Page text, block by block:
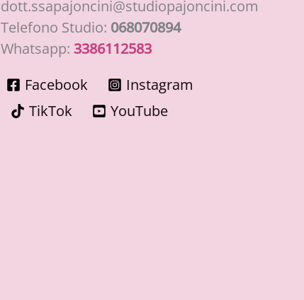
dott.ssapajoncini@studiopajoncini.com
Telefono Studio: 068070894
Whatsapp: 3386112583
Facebook
Instagram
TikTok
YouTube